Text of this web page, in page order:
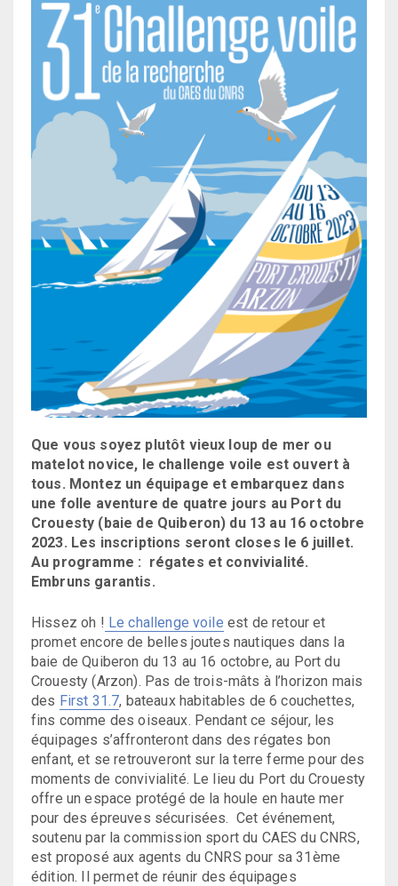
Que vous soyez plutôt vieux loup de mer ou
matelot novice, le challenge voile est ouvert à
tous. Montez un équipage et embarquez dans
une folle aventure de quatre jours au Port du
Crouesty (baie de Quiberon) du 13 au 16 octobre
2023. Les inscriptions seront closes le 6 juillet.
Au programme : régates et convivialité.
Embruns garantis.
Hissez oh ! Le challenge voile est de retour et
promet encore de belles joutes nautiques dans la
baie de Quiberon du 13 au 16 octobre, au Port du
Crouesty (Arzon). Pas de trois-mâts à l’horizon mais
des First 31.7, bateaux habitables de 6 couchettes,
fins comme des oiseaux. Pendant ce séjour, les
équipages s’affronteront dans des régates bon
enfant, et se retrouveront sur la terre ferme pour des
moments de convivialité. Le lieu du Port du Crouesty
offre un espace protégé de la houle en haute mer
pour des épreuves sécurisées. Cet événement,
soutenu par la commission sport du CAES du CNRS,
est proposé aux agents du CNRS pour sa 31ème
édition. Il permet de réunir des équipages